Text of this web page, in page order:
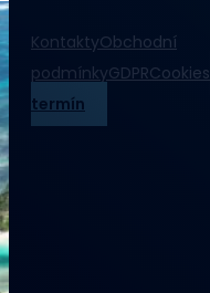
KontaktyObchodní
podmínkyGDPRCookies
termín